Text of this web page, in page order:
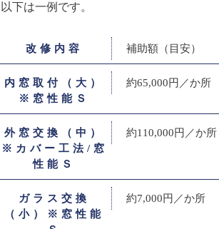
以下は一例です。
改修内容 補助額（目安）
内窓取付（大）
※窓性能Ｓ
約65,000円／か所
外窓交換（中）
※カバー工法/窓
性能Ｓ
約110,000円／か所
ガラス交換
（小）※窓性能
約7,000円／か所